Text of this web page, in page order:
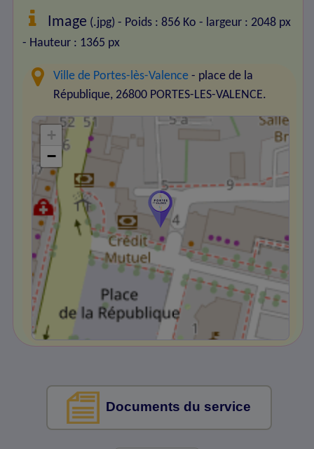
Image (.jpg) - Poids : 856 Ko - largeur : 2048 px
- Hauteur : 1365 px
Ville de Portes-lès-Valence - place de la
République, 26800 PORTES-LES-VALENCE.
+
−
Documents du service